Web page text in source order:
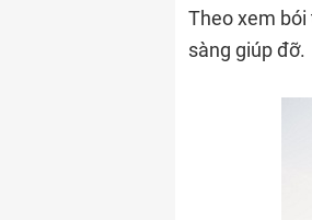
Theo xem bói
sàng giúp đỡ.